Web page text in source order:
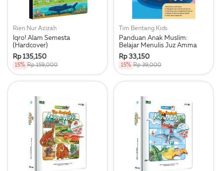
Rien Nur Azizah
Iqro! Alam Semesta
(Hardcover)
Rp 135,150
15% Rp 159,000
Tim Bentang Kids
Panduan Anak Muslim:
Belajar Menulis Juz Amma
Rp 33,150
15% Rp 39,000